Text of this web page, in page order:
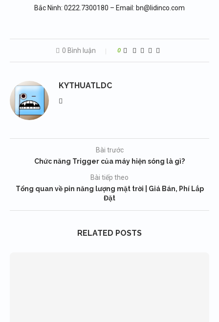
Bắc Ninh: 0222.7300180 – Email: bn@lidinco.com
0 Bình luận 0
KYTHUATLDC
Bài trước
Chức năng Trigger của máy hiện sóng là gì?
Bài tiếp theo
Tổng quan về pin năng lượng mặt trời | Giá Bán, Phí Lắp
Đặt
RELATED POSTS